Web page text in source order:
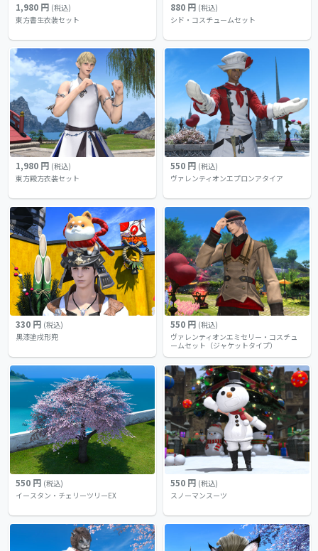
1,980 円 (税込)
東方書生衣装セット
880 円 (税込)
シド・コスチュームセット
1,980 円 (税込)
東方殿方衣装セット
550 円 (税込)
ヴァレンティオンエプロンアタイア
330 円 (税込)
黒漆塗戌形兜
550 円 (税込)
ヴァレンティオンエミセリー・コスチュ
ームセット（ジャケットタイプ）
550 円 (税込)
イースタン・チェリーツリーEX
550 円 (税込)
スノーマンスーツ